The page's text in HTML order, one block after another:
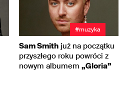
#muzyka
Sam Smith już na początku
przyszłego roku powróci z
nowym albumem „Gloria”